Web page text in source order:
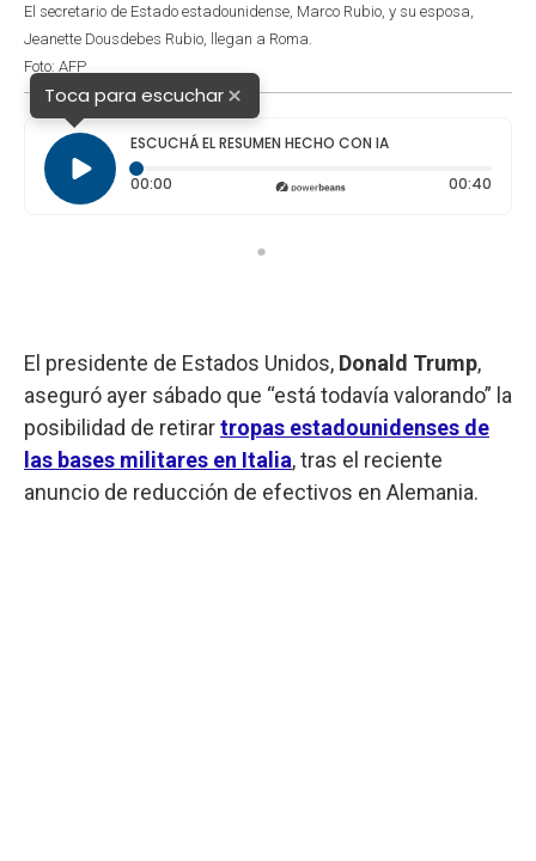
El secretario de Estado estadounidense, Marco Rubio, y su esposa,
Jeanette Dousdebes Rubio, llegan a Roma.
Foto: AFP
Toca para escuchar×
ESCUCHÁ EL RESUMEN HECHO CON IA
00:00 Tiempo transcurrido: 0 segundos 00:40
El presidente de Estados Unidos, Donald Trump,
aseguró ayer sábado que “está todavía valorando” la
posibilidad de retirartropas estadounidenses de
las bases militares en Italia, tras el reciente
anuncio de reducción de efectivos en Alemania.